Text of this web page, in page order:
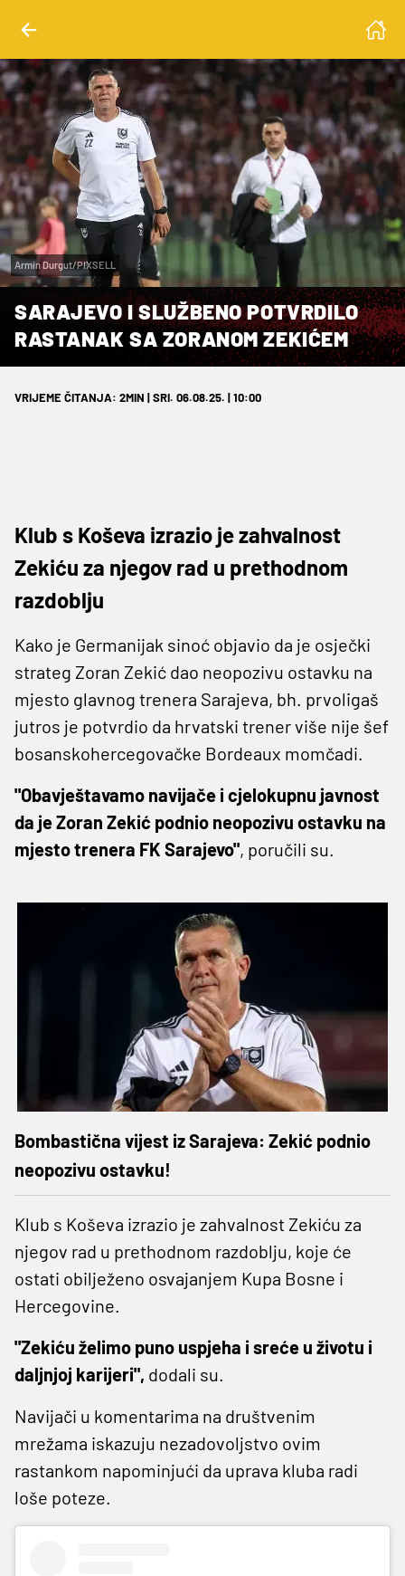
Armin Durgut/PIXSELL
SARAJEVO I SLUŽBENO POTVRDILO
RASTANAK SA ZORANOM ZEKIĆEM
VRIJEME ČITANJA: 2MIN | SRI. 06.08.25. | 10:00
Klub s Koševa izrazio je zahvalnost
Zekiću za njegov rad u prethodnom
razdoblju
Kako je Germanijak sinoć objavio da je osječki
strateg Zoran Zekić dao neopozivu ostavku na
mjesto glavnog trenera Sarajeva, bh. prvoligaš
jutros je potvrdio da hrvatski trener više nije šef
bosanskohercegovačke Bordeaux momčadi.
"Obavještavamo navijače i cjelokupnu javnost
da je Zoran Zekić podnio neopozivu ostavku na
mjesto trenera FK Sarajevo", poručili su.
Bombastična vijest iz Sarajeva: Zekić podnio
neopozivu ostavku!
Klub s Koševa izrazio je zahvalnost Zekiću za
njegov rad u prethodnom razdoblju, koje će
ostati obilježeno osvajanjem Kupa Bosne i
Hercegovine.
"Zekiću želimo puno uspjeha i sreće u životu i
daljnjoj karijeri", dodali su.
Navijači u komentarima na društvenim
mrežama iskazuju nezadovoljstvo ovim
rastankom napominjući da uprava kluba radi
loše poteze.